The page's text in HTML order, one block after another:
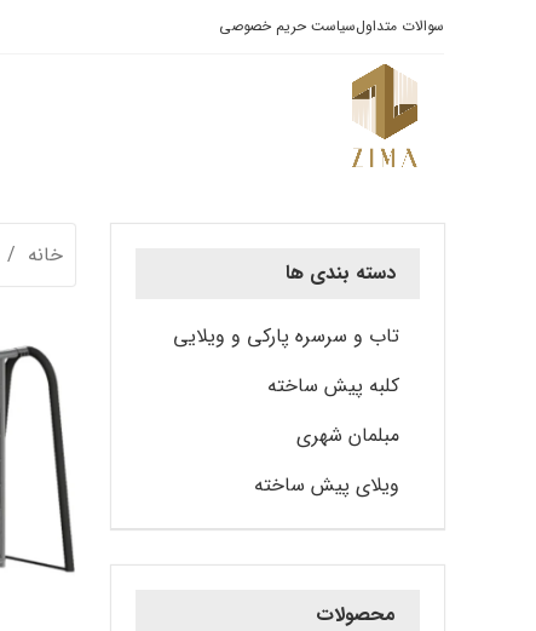
سوالات متداولسیاست حریم خصوصی
دسته بندی ها
تاب و سرسره پارکی و ویلایی
کلبه پیش ساخته
مبلمان شهری
ویلای پیش ساخته
محصولات
خانه